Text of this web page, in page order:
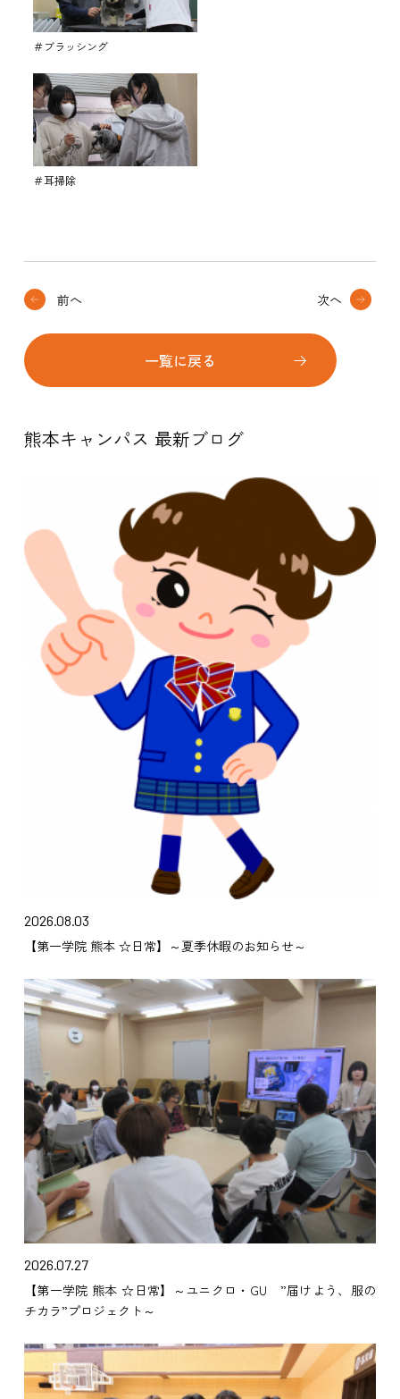
＃ブラッシング
＃耳掃除
前へ
一覧に戻る
次へ
熊本キャンパス 最新ブログ
2026.08.03
【第一学院 熊本 ☆日常】～夏季休暇のお知らせ～
2026.07.27
【第一学院 熊本 ☆日常】～ユニクロ・GU ”届けよう、服の
チカラ”プロジェクト～